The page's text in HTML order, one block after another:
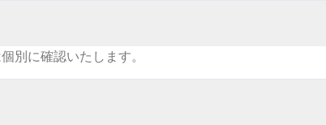
別に確認いたします。